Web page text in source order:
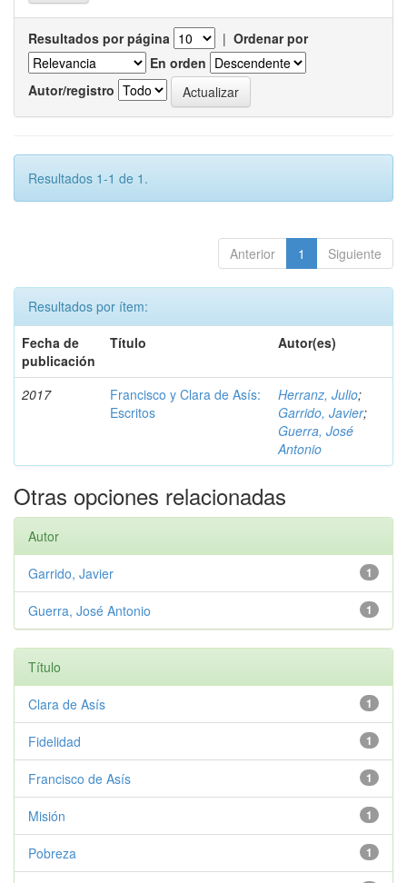
Resultados por página | Ordenar por
En orden
Autor/registro
Resultados 1-1 de 1.
Anterior 1 Siguiente
Resultados por ítem:
Fecha de
publicación
Título Autor(es)
2017
Francisco y Clara de Asís:
Escritos
Herranz, Julio;
Garrido, Javier;
Guerra, José
Antonio
Otras opciones relacionadas
Autor
1
Garrido, Javier
1
Guerra, José Antonio
Título
1
Clara de Asís
1
Fidelidad
1
Francisco de Asís
1
Misión
1
Pobreza